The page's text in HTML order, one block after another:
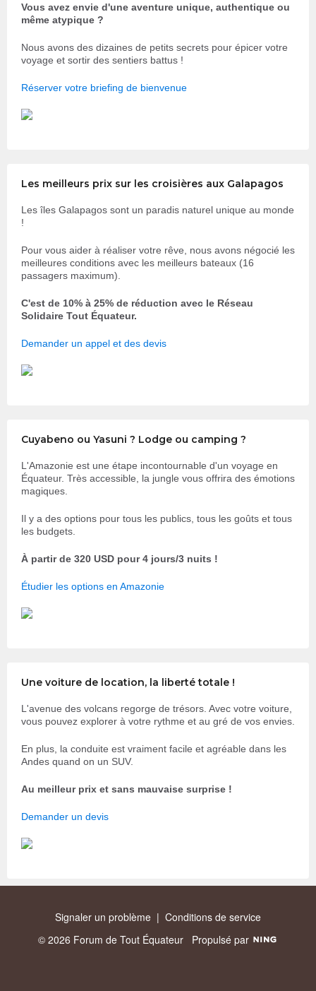
Vous avez envie d'une aventure unique, authentique ou
même atypique ?
Nous avons des dizaines de petits secrets pour épicer votre
voyage et sortir des sentiers battus !
Réserver votre briefing de bienvenue
Les meilleurs prix sur les croisières aux Galapagos
Les îles Galapagos sont un paradis naturel unique au monde
!
Pour vous aider à réaliser votre rêve, nous avons négocié les
meilleures conditions avec les meilleurs bateaux (16
passagers maximum).
C'est de 10% à 25% de réduction avec le Réseau
Solidaire Tout Équateur.
Demander un appel et des devis
Cuyabeno ou Yasuni ? Lodge ou camping ?
L'Amazonie est une étape incontournable d'un voyage en
Équateur. Très accessible, la jungle vous offrira des émotions
magiques.
Il y a des options pour tous les publics, tous les goûts et tous
les budgets.
À partir de 320 USD pour 4 jours/3 nuits !
Étudier les options en Amazonie
Une voiture de location, la liberté totale !
L'avenue des volcans regorge de trésors. Avec votre voiture,
vous pouvez explorer à votre rythme et au gré de vos envies.
En plus, la conduite est vraiment facile et agréable dans les
Andes quand on un SUV.
Au meilleur prix et sans mauvaise surprise !
Demander un devis
Signaler un problème | Conditions de service
© 2026 Forum de Tout Équateur Propulsé par